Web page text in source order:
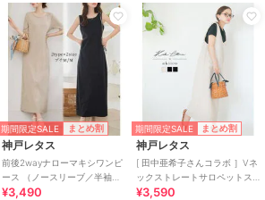
期間限定SALE まとめ割
神戸レタス
前後2wayナローマキシワンピ
ース （ノースリーブ／半袖）
[E3512]
¥3,490
期間限定SALE まとめ割
神戸レタス
[ 田中亜希子さんコラボ ］Vネ
ックストレートサロペットス
カート [E2992]
¥3,590